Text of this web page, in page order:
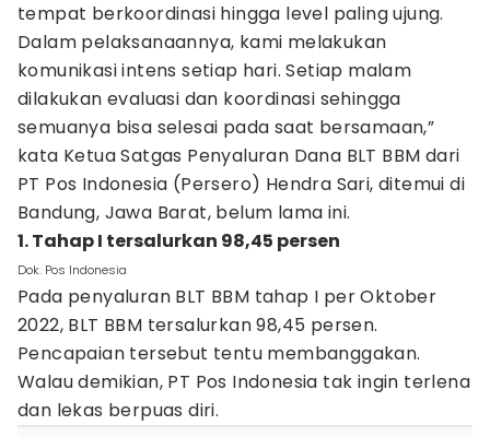
tempat berkoordinasi hingga level paling ujung.
Dalam pelaksanaannya, kami melakukan
komunikasi intens setiap hari. Setiap malam
dilakukan evaluasi dan koordinasi sehingga
semuanya bisa selesai pada saat bersamaan,”
kata Ketua Satgas Penyaluran Dana BLT BBM dari
PT Pos Indonesia (Persero) Hendra Sari, ditemui di
Bandung, Jawa Barat, belum lama ini.
1. Tahap I tersalurkan 98,45 persen
Dok. Pos Indonesia
Pada penyaluran BLT BBM tahap I per Oktober
2022, BLT BBM tersalurkan 98,45 persen.
Pencapaian tersebut tentu membanggakan.
Walau demikian, PT Pos Indonesia tak ingin terlena
dan lekas berpuas diri.